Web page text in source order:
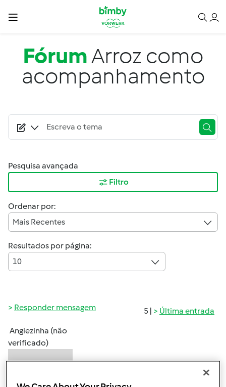
Passar para o conteúdo principal
FórumArroz como
acompanhamento
Pesquisa avançada
Filtro
Ordenar por:
Mais Recentes
Resultados por página:
10
5 | Última entrada
Responder mensagem
Angiezinha (não
verificado)